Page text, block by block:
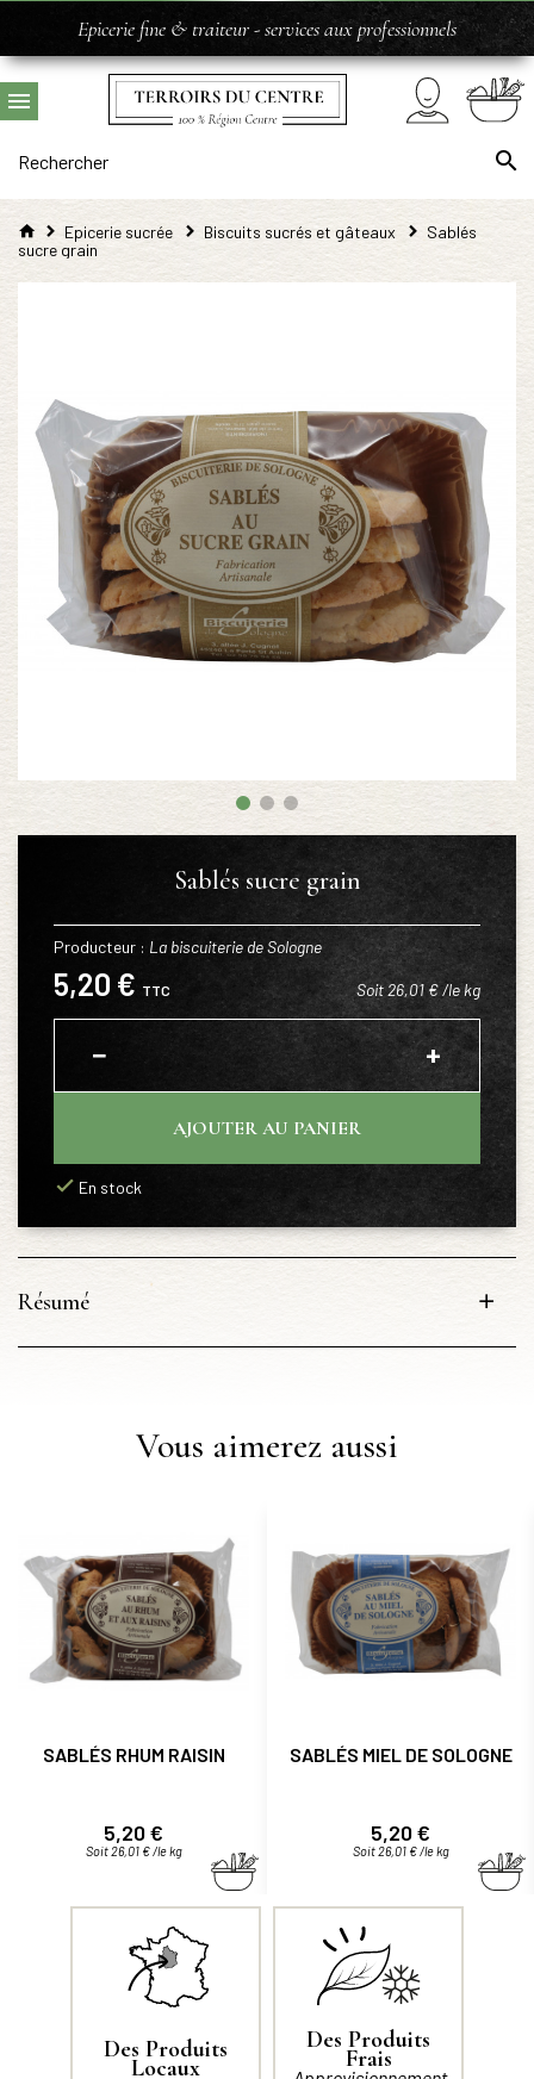
Epicerie fine & traiteur - services aux professionnels
Epicerie sucrée Biscuits sucrés et gâteaux
Sablés
sucre grain
Sablés sucre grain
Producteur : La biscuiterie de Sologne
5,20 € TTC Soit 26,01 € /le kg
− +
AJOUTER AU PANIER
En stock
Résumé
Vous aimerez aussi
SABLÉS RHUM RAISIN
Prix
5,20 €
Soit 26,01 € /le kg
SABLÉS MIEL DE SOLOGNE
Prix
5,20 €
Soit 26,01 € /le kg
Des Produits
Locaux
Des Produits
Frais